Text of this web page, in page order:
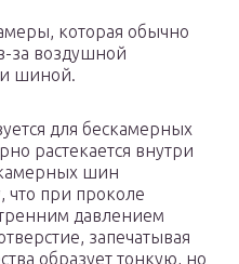
которая обычно
за воздушной
шиной.
для бескамерных
растекается внутри
шин
что при проколе
давлением
запечатывая
образует тонкую, но